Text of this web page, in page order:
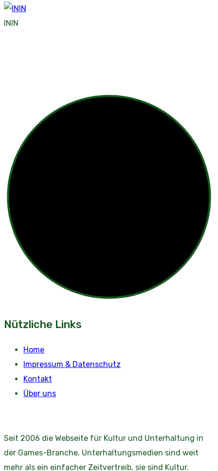
ININ
Nützliche Links
Home
Impressum & Datenschutz
Kontakt
Über uns
Seit 2006 die Webseite für Kultur und Unterhaltung in
der Games-Branche. Unterhaltungsmedien sind weit
mehr als ein einfacher Zeitvertreib, sie sind Kultur.